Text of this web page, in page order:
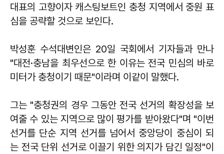
대표의 고향이자 캐스팅보트인 충청 지역에서 중원 표
심을 공략할 것으로 보인다.
박성훈 수석대변인은 20일 국회에서 기자들과 만나
"대전·충남을 최우선으로 한 이유는 전국 민심의 바로
미터가 충청이기 때문"이라며 이같이 말했다.
그는 "충청권의 경우 그동안 전국 선거의 확장성을 보
여줄 수 있는 지역으로 많이 평가를 받아왔다"며 "이번
선거를 단순 지역 선거를 넘어서 중앙당이 중심이 되
는 전국 단위 선거로 이끌기 위한 의지가 담긴 일정"이